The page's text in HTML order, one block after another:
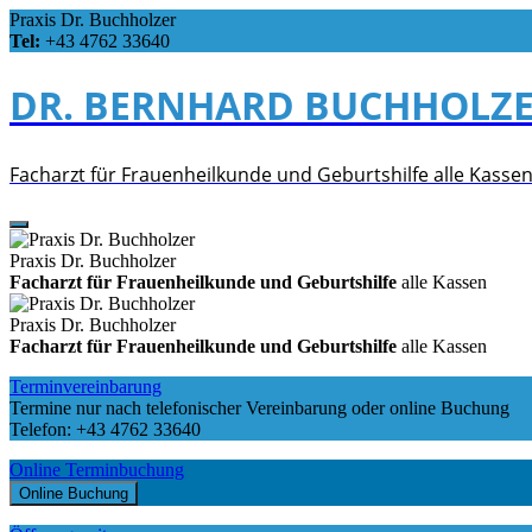
Skip
to
Praxis Dr. Buchholzer
Tel: +43 4762 33640
DR. BERNHARD
Facharzt für Frauenheilkunde und Geburtshilfe alle Kassen
Praxis Dr. Buchholzer
Facharzt für Frauenheilkunde und Geburtshilfe alle Kassen
Praxis Dr. Buchholzer
Facharzt für Frauenheilkunde und Geburtshilfe alle Kassen
Terminvereinbarung
Termine nur nach telefonischer Vereinbarung oder online Buchung
Telefon: +43 4762 33640
Online Terminbuchung